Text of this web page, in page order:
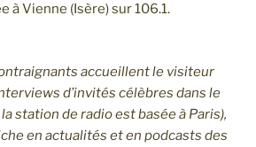
à Vienne (Isère) sur 106.1.
accueillent le visiteur
d’invités célèbres dans le
station de radio est basée à Paris),
en actualités et en podcasts des